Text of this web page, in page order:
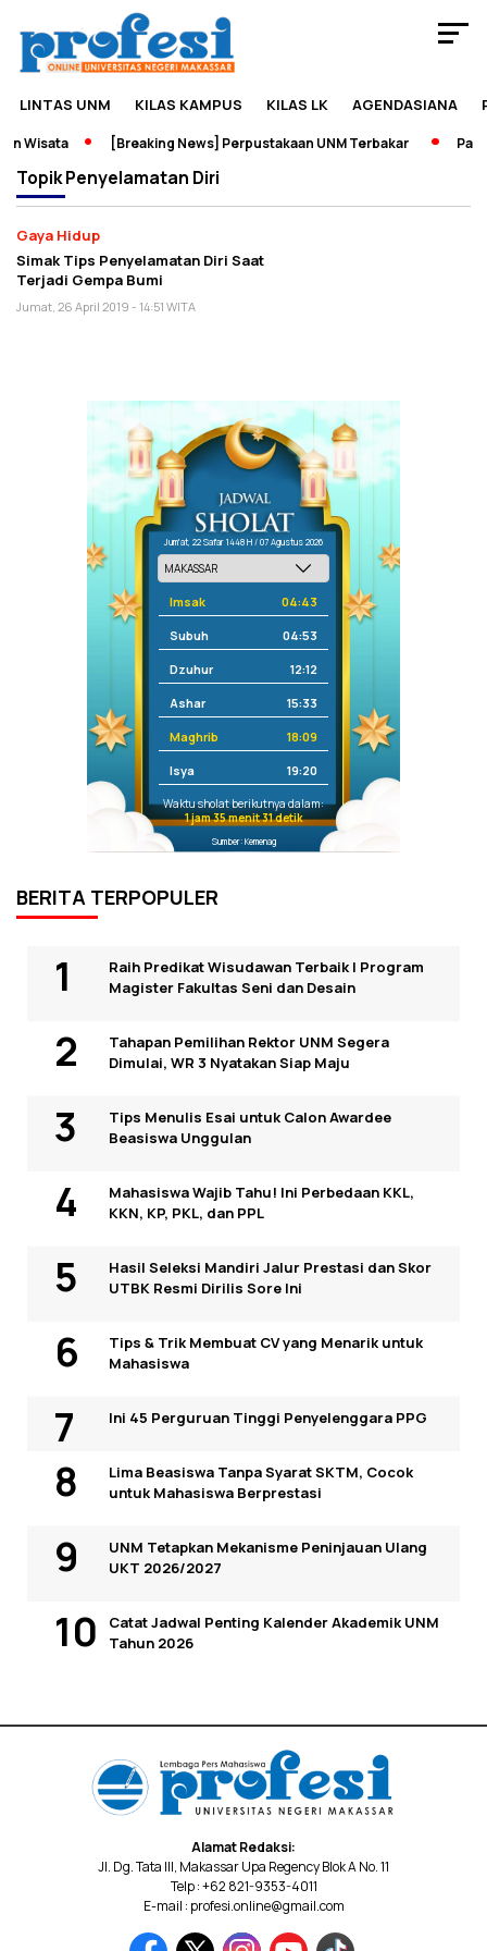
LINTAS UNM KILAS KAMPUS KILAS LK AGENDASIANA
Wisata [Breaking News] Perpustakaan UNM Terbakar
TopikPenyelamatan Diri
Gaya Hidup
Simak Tips Penyelamatan Diri Saat
Terjadi Gempa Bumi
Jumat, 26 April 2019 - 14:51 WITA
Jum'at, 22 Safar 1448 H / 07 Agustus 2026
Imsak 04:43
Subuh 04:53
Dzuhur 12:12
Ashar 15:33
Maghrib 18:09
Isya 19:20
Waktu sholat berikutnya dalam:
1 jam 35 menit 31 detik
Sumber: Kemenag
BERITA TERPOPULER
Raih Predikat Wisudawan Terbaik I Program
Magister Fakultas Seni dan Desain
Tahapan Pemilihan Rektor UNM Segera
Dimulai, WR 3 Nyatakan Siap Maju
Tips Menulis Esai untuk Calon Awardee
Beasiswa Unggulan
Mahasiswa Wajib Tahu! Ini Perbedaan KKL,
KKN, KP, PKL, dan PPL
Hasil Seleksi Mandiri Jalur Prestasi dan Skor
UTBK Resmi Dirilis Sore Ini
Tips & Trik Membuat CV yang Menarik untuk
Mahasiswa
Ini 45 Perguruan Tinggi Penyelenggara PPG
Lima Beasiswa Tanpa Syarat SKTM, Cocok
untuk Mahasiswa Berprestasi
UNM Tetapkan Mekanisme Peninjauan Ulang
UKT 2026/2027
Catat Jadwal Penting Kalender Akademik UNM
Tahun 2026
Alamat Redaksi:
Jl. Dg. Tata III, Makassar Upa Regency Blok A No. 11
Telp : +62 821-9353-4011
E-mail : profesi.online@gmail.com